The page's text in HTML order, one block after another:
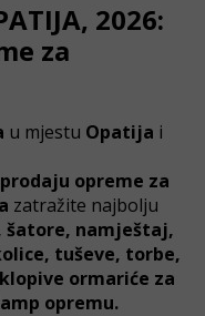
2026:
za
u mjestu Opatija i
opreme za
zatražite najbolju
šatore, namještaj,
tuševe, torbe,
ormariće za
opremu.